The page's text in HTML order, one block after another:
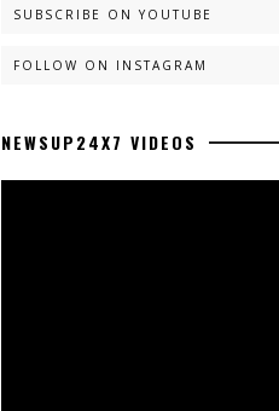
SUBSCRIBE ON YOUTUBE
FOLLOW ON INSTAGRAM
NEWSUP24X7 VIDEOS